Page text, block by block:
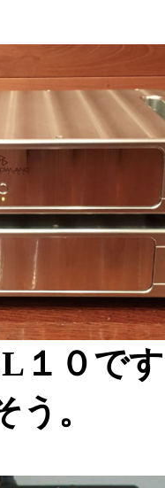
１０で
う。